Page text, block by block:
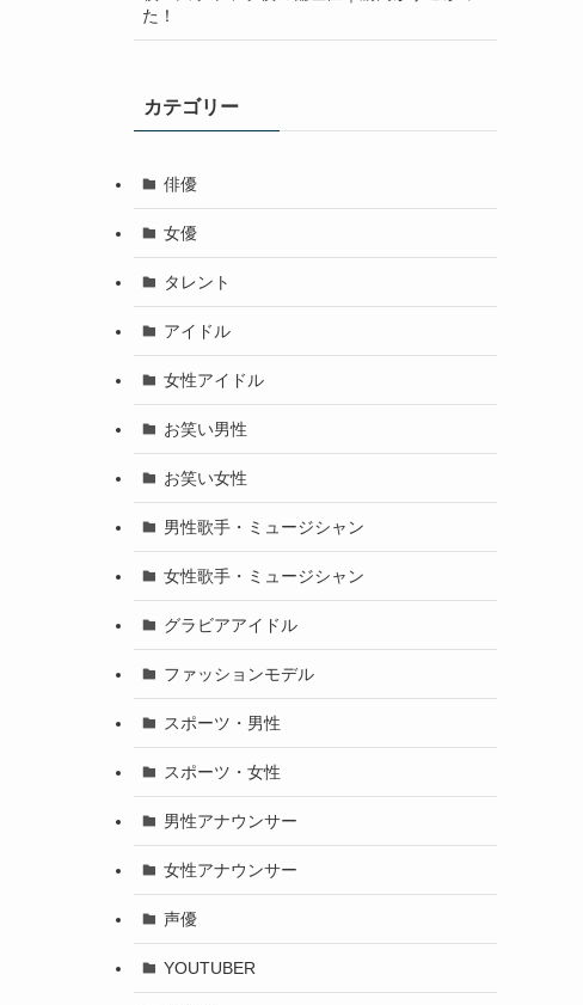
た！
カテゴリー
俳優
女優
タレント
アイドル
女性アイドル
お笑い男性
お笑い女性
男性歌手・ミュージシャン
女性歌手・ミュージシャン
グラビアアイドル
ファッションモデル
スポーツ・男性
スポーツ・女性
男性アナウンサー
女性アナウンサー
声優
YOUTUBER